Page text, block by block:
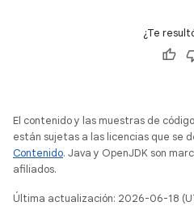
¿Te
El contenido y las muestras de
están sujetas a las licencias que se
Contenido. Java y OpenJDK son
afiliados.
Última actualización: 2026-06-18